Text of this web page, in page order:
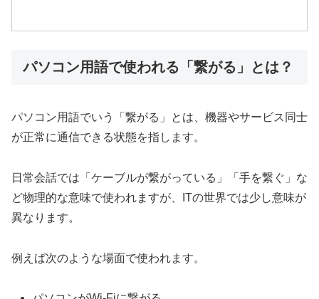
パソコン用語で使われる「繋がる」とは？
パソコン用語でいう「繋がる」とは、機器やサービス同士
が正常に通信できる状態を指します。
日常会話では「ケーブルが繋がっている」「手を繋ぐ」な
ど物理的な意味で使われますが、ITの世界では少し意味が
異なります。
例えば次のような場面で使われます。